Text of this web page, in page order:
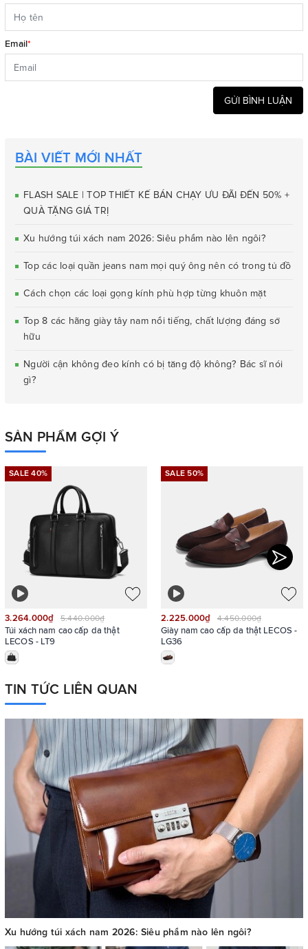
Email*
GỬI BÌNH LUẬN
BÀI VIẾT MỚI NHẤT
FLASH SALE | TOP THIẾT KẾ BÁN CHẠY ƯU ĐÃI ĐẾN 50% +
QUÀ TẶNG GIÁ TRỊ
Xu hướng túi xách nam 2026: Siêu phẩm nào lên ngôi?
Top các loại quần jeans nam mọi quý ông nên có trong tủ đồ
Cách chọn các loại gọng kính phù hợp từng khuôn mặt
Top 8 các hãng giày tây nam nổi tiếng, chất lượng đáng sở
hữu
Người cận không đeo kính có bị tăng độ không? Bác sĩ nói
gì?
SẢN PHẨM GỢI Ý
SALE 40%
3.264.000₫ 5.440.000₫
Túi xách nam cao cấp da thật
LECOS - LT9
SALE 50%
2.225.000₫ 4.450.000₫
Giày nam cao cấp da thật LECOS -
LG36
TIN TỨC LIÊN QUAN
Xu hướng túi xách nam 2026: Siêu phẩm nào lên ngôi?